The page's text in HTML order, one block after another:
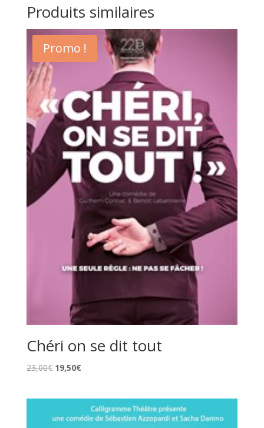
Produits similaires
Promo !
Chéri on se dit tout
23,00€ Le
23,00€.
19,50€Le
est :
19,50€.